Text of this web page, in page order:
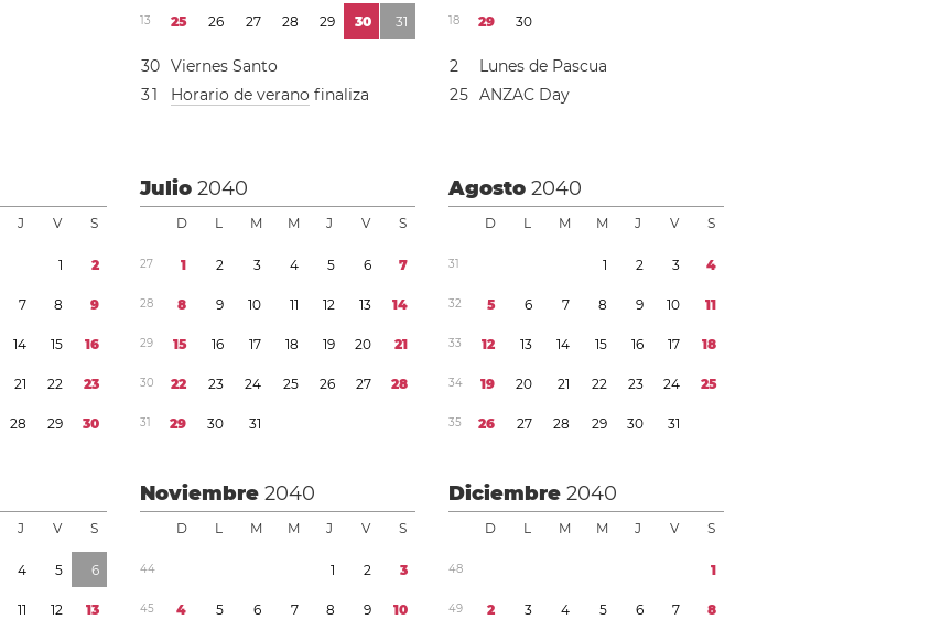
13 25 26 27 28 29 30 31
30 Viernes Santo
31 Horario de verano finaliza
18 29 30
2
Lunes de Pascua
25 ANZAC Day
J V S
1 2
7 8 9
14 15 16
21 22 23
28 29 30
Julio2040
D L M M J V S
27 1 2 3 4 5 6 7
28 8 9 10 11 12 13 14
29 15 16 17 18 19 20 21
30 22 23 24 25 26 27 28
31 29 30 31
Agosto2040
D L M M J V S
31 1 2 3 4
32 5 6 7 8 9 10 11
33 12 13 14 15 16 17 18
34 19 20 21 22 23 24 25
35 26 27 28 29 30 31
J V S
4 5 6
11 12 13
Noviembre2040
D L M M J V S
44 1 2 3
45 4 5 6 7 8 9 10
Diciembre2040
D L M M J V S
48 1
49 2 3 4 5 6 7 8